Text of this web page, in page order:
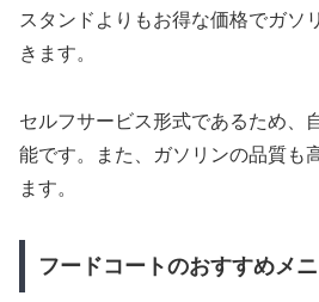
スタンドよりもお得な価格でガソ
きます。
セルフサービス形式であるため、
能です。また、ガソリンの品質も
ます。
フードコートのおすすめメ